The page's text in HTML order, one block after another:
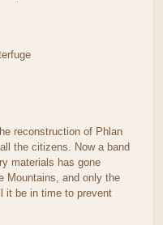
reconstruction of Phlan
the citizens. Now a band
materials has gone
Mountains, and only the
it be in time to prevent